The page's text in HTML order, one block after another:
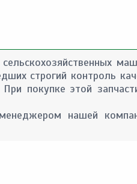
строгий контроль
покупке этой
нашей